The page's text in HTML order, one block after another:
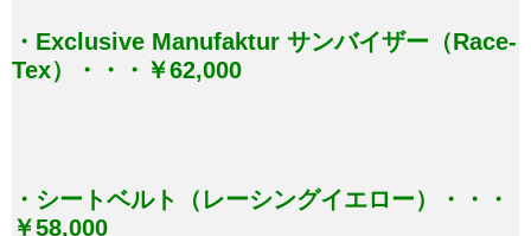
・Exclusive Manufaktur サンバイザー（Race-
Tex）・・・￥62,000
・シートベルト（レーシングイエロー）・・・
￥58,000